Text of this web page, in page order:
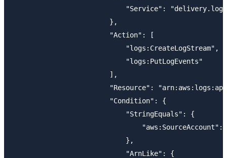
"Service":
                        },
                        "Action": [
                            "logs:CreateLogStream",
                            "logs:PutLogEvents"
                        ],
"Resource":
                        "Condition": {
                            "StringEquals": {
"aws:SourceAccount":
                            },
                            "ArnLike": {